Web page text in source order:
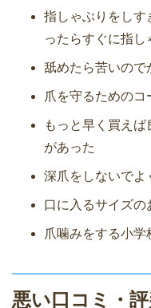
指しゃぶりをしす
ったらすぐに指し
舐めたら苦いので
爪を守るためのコ
もっと早く買え
があった
深爪をしないでよ
口に入るサイズの
爪噛みをする小学
悪い口コミ・評